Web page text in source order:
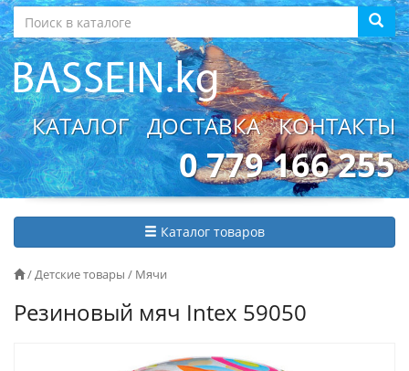
КАТАЛОГ ДОСТАВКА КОНТАКТЫ
0 779 166 255
Каталог товаров
/Детские товары / Мячи
Резиновый мяч Intex 59050